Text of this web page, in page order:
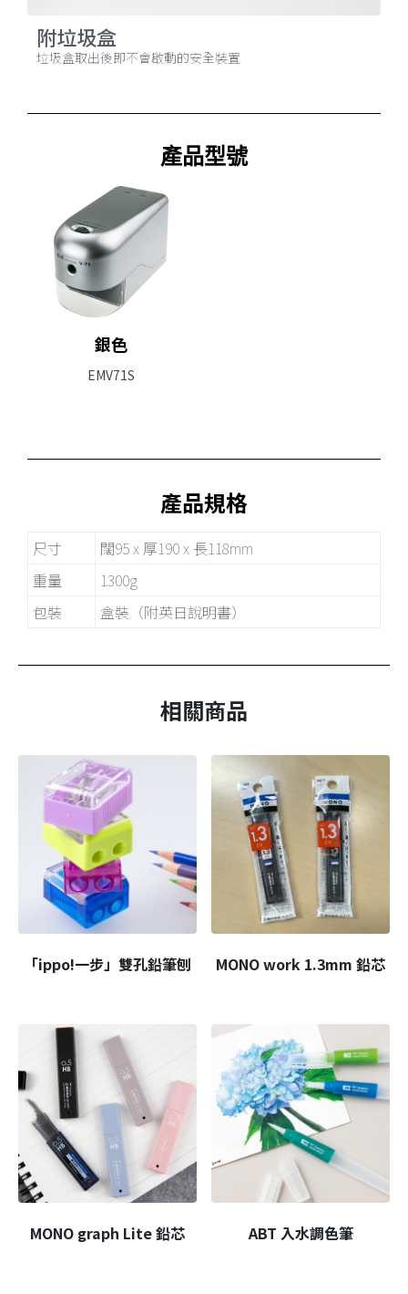
附垃圾盒
垃圾盒取出後即不會啟動的安全裝置
產品型號
銀色
EMV71S
產品規格
尺寸
闊95 x 厚190 x 長118mm
重量
1300g
包裝
盒裝（附英日說明書）
相關商品
「ippo!一步」雙孔鉛筆刨 MONO work 1.3mm 鉛芯
MONO graph Lite 鉛芯 ABT 入水調色筆